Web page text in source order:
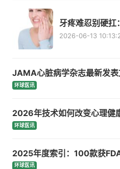
牙疼难忍别硬扛
2026-06-13
JAMA心脏病学杂志最新发
环球医讯
2026年技术如何改变心理健
环球医讯
2025年度索引：100款获
环球医讯